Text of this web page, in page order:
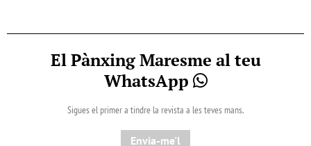
El Pànxing Maresme al teu
WhatsApp
Sigues el primer a tindre la revista a les teves mans.
Envia-me'l